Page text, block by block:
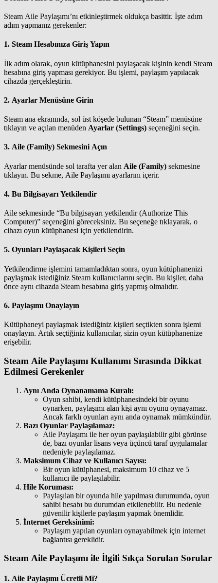
Steam Aile Paylaşımı’nı etkinleştirmek oldukça basittir. İşte adım
adım yapmanız gerekenler:
1. Steam Hesabınıza Giriş Yapın
İlk adım olarak, oyun kütüphanesini paylaşacak kişinin kendi Steam
hesabına giriş yapması gerekiyor. Bu işlemi, paylaşım yapılacak
cihazda gerçekleştirin.
2. Ayarlar Menüsüne Girin
Steam ana ekranında, sol üst köşede bulunan “Steam” menüsüne
tıklayın ve açılan menüden Ayarlar (Settings) seçeneğini seçin.
3. Aile (Family) Sekmesini Açın
Ayarlar menüsünde sol tarafta yer alan Aile (Family) sekmesine
tıklayın. Bu sekme, Aile Paylaşımı ayarlarını içerir.
4. Bu Bilgisayarı Yetkilendir
Aile sekmesinde “Bu bilgisayarı yetkilendir (Authorize This
Computer)” seçeneğini göreceksiniz. Bu seçeneğe tıklayarak, o
cihazı oyun kütüphanesi için yetkilendirin.
5. Oyunları Paylaşacak Kişileri Seçin
Yetkilendirme işlemini tamamladıktan sonra, oyun kütüphanenizi
paylaşmak istediğiniz Steam kullanıcılarını seçin. Bu kişiler, daha
önce aynı cihazda Steam hesabına giriş yapmış olmalıdır.
6. Paylaşımı Onaylayın
Kütüphaneyi paylaşmak istediğiniz kişileri seçtikten sonra işlemi
onaylayın. Artık seçtiğiniz kullanıcılar, sizin oyun kütüphanenize
erişebilir.
Steam Aile Paylaşımı Kullanımı Sırasında Dikkat
Edilmesi Gerekenler
Aynı Anda Oynanamama Kuralı:
Oyun sahibi, kendi kütüphanesindeki bir oyunu
oynarken, paylaşımı alan kişi aynı oyunu oynayamaz.
Ancak farklı oyunları aynı anda oynamak mümkündür.
Bazı Oyunlar Paylaşılamaz:
Aile Paylaşımı ile her oyun paylaşılabilir gibi görünse
de, bazı oyunlar lisans veya üçüncü taraf uygulamalar
nedeniyle paylaşılamaz.
Maksimum Cihaz ve Kullanıcı Sayısı:
Bir oyun kütüphanesi, maksimum 10 cihaz ve 5
kullanıcı ile paylaşılabilir.
Hile Koruması:
Paylaşılan bir oyunda hile yapılması durumunda, oyun
sahibi hesabı bu durumdan etkilenebilir. Bu nedenle
güvenilir kişilerle paylaşım yapmak önemlidir.
İnternet Gereksinimi:
Paylaşım yapılan oyunları oynayabilmek için internet
bağlantısı gereklidir.
Steam Aile Paylaşımı ile İlgili Sıkça Sorulan Sorular
1. Aile Paylaşımı Ücretli Mi?